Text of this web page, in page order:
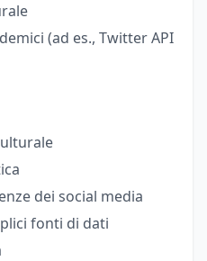
(ad es., Twitter API
dei social media
fonti di dati